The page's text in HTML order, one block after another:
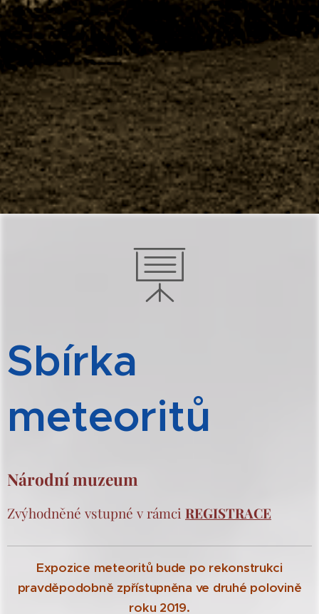
Sbírka
meteoritů
Národní muzeum
Zvýhodněné vstupné v rámci REGISTRACE
Expozice meteoritů bude po rekonstrukci
pravděpodobně zpřístupněna ve druhé polovině
roku 2019.